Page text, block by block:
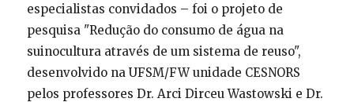
especialistas convidados – foi o projeto de
pesquisa "Redução do consumo de água na
suinocultura através de um sistema de reuso",
desenvolvido na UFSM/FW unidade CESNORS
pelos professores Dr. Arci Dirceu Wastowski e Dr.